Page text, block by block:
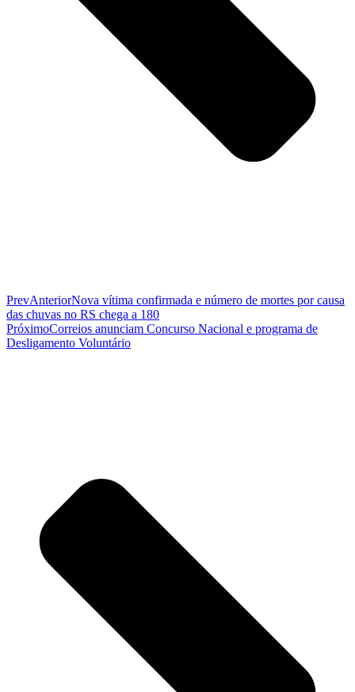
PrevAnteriorNova vítima confirmada e número de mortes por causa
das chuvas no RS chega a 180
PróximoCorreios anunciam Concurso Nacional e programa de
Desligamento Voluntário